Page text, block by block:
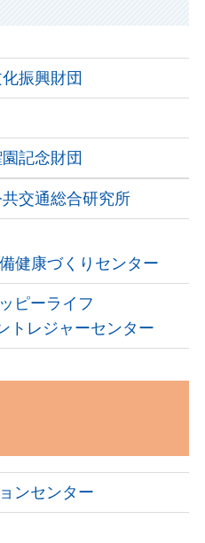
振興財団
記念財団
交通総合研究所
健康づくりセンター
ピーライフ
トレジャーセンター
ンセンター